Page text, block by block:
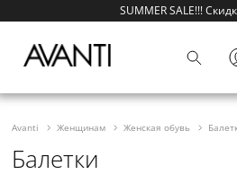
SUMMER SALE!!!
Avanti Женщинам Женская обувь
Балетки